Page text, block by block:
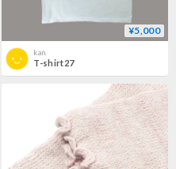
¥5,000
kan.
T-shirt27